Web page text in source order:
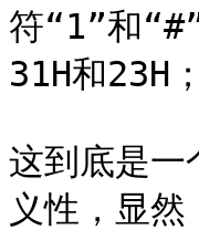
符“1”和
31H和23H；
这到底是一
义性，显